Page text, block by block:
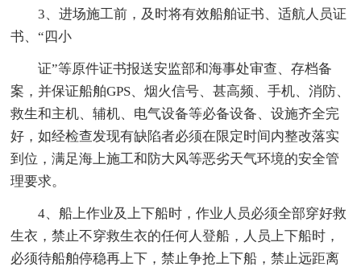
3、进场施工前，及时将有效船舶证书、适航人员证
书、“四小
证”等原件证书报送安监部和海事处审查、存档备
案，并保证船舶GPS、烟火信号、甚高频、手机、消防、
救生和主机、辅机、电气设备等必备设备、设施齐全完
好，如经检查发现有缺陷者必须在限定时间内整改落实
到位，满足海上施工和防大风等恶劣天气环境的安全管
理要求。
4、船上作业及上下船时，作业人员必须全部穿好救
生衣，禁止不穿救生衣的任何人登船，人员上下船时，
必须待船舶停稳再上下，禁止争抢上下船，禁止远距离